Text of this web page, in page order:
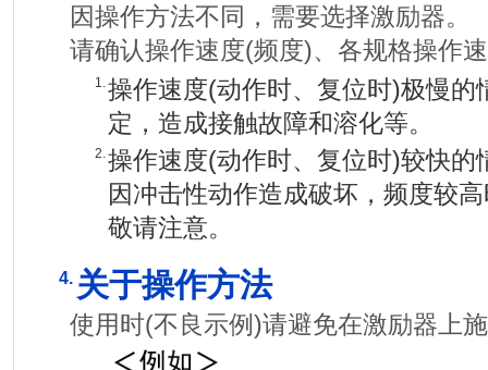
因操作方法不同，需要选择激励器。
请确认操作速度(频度)、各规格操作
1.操作速度(动作时、复位时)极慢的
定，造成接触故障和溶化等。
2.操作速度(动作时、复位时)较快的
因冲击性动作造成破坏，频度较
敬请注意。
4. 关于操作方法
使用时(不良示例)请避免在激励器上